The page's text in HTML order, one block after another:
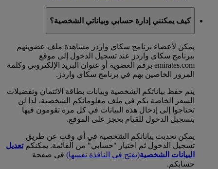
كيف يمكنني إدارة حسابي وبياناتي الشخصية؟
يمكن لأعضاء برنامج سكاي واردز مشاهدة ملف عضويتهم
ببرنامج سكاي واردز عند تسجيل الدخول إلى موقع
emirates.com برقم العضوية أو عنوان البريد الإلكتروني وكلمة
المرور الخاصين بهم في برنامج سكاي واردز.
يتم حفظ بياناتكم الشخصية وبيانات بطاقة الائتمان وتفضيلات
السفر الخاصة بكم في ملف معلوماتكم الشخصية، لذا لن
تحتاجوا إلى إدخال هذه البيانات في كل مرة تقومون فيها
بتسجيل الدخول للقيام بحجز على الموقع.
يمكن تحديث بياناتكم الشخصية في أي وقت عن طريق
تسجيل الدخول ثم اختيار "حسابي" من القائمة. يمكنكمتعديل
البيانات الشخصية(يفتح في النافذة نفسها) في صفحة
حسابكم.